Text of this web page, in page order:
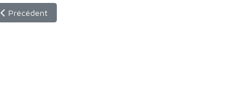
Article précédent : Le Pain Eucharistique (rediffusion)
Précédent